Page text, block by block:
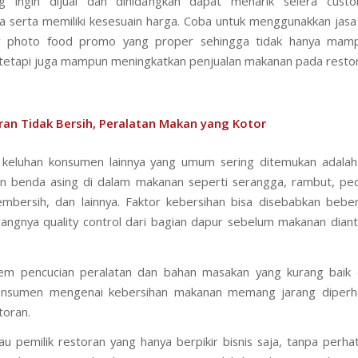
serta memiliki kesesuain harga. Coba untuk menggunakkan
food promo yang proper sehingga tidak hanya
juga mampun meningkatkan penjualan makanan pada
Tidak Bersih, Peralatan Makan yang Kotor
konsumen lainnya yang umum sering ditemukan
benda asing di dalam makanan seperti serangga, rambut,
dan lainnya. Faktor kebersihan bisa disebabkan
quality control dari bagian dapur sebelum makanan
pencucian peralatan dan bahan masakan yang kurang baik
mengenai kebersihan makanan memang jarang
pemilik restoran yang hanya berpikir bisnis saja, tanpa